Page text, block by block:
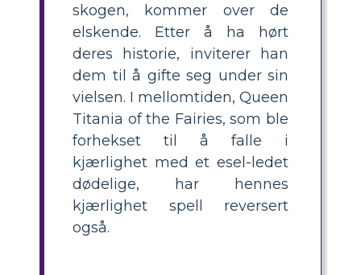
skogen, kommer over de
elskende. Etter å ha hørt
deres historie, inviterer han
dem til å gifte seg under sin
vielsen. I mellomtiden, Queen
Titania of the Fairies, som ble
forhekset til å falle i
kjærlighet med et esel-ledet
dødelige, har hennes
kjærlighet spell reversert
også.